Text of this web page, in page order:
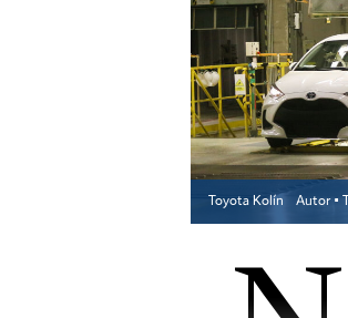
Toyota Kolín Autor ▪